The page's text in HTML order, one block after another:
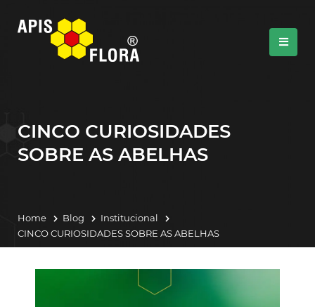
CINCO CURIOSIDADES
SOBRE AS ABELHAS
Home Blog
Institucional
CINCO CURIOSIDADES SOBRE AS ABELHAS